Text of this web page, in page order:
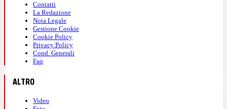
Contatti
La Redazione
Nota Legale
Gestione Cookie
Cookie Policy
Privacy Policy
Cond. Generali
Faq
ALTRO
Video